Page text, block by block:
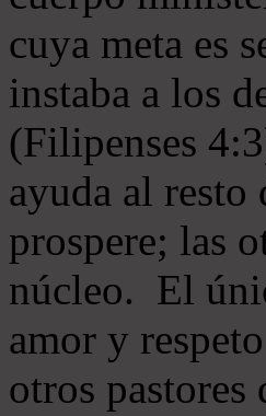
cuya meta es
instaba a los
(Filipenses
ayuda al resto
prospere; las
núcleo. El
amor y
otros pastores